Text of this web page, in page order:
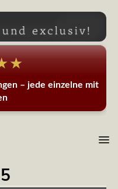
– jede einzelne mit